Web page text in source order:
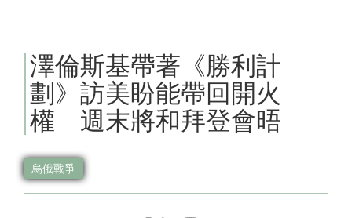
澤倫斯基帶著《勝利計
劃》訪美盼能帶回開火
權 週末將和拜登會晤
烏俄戰爭